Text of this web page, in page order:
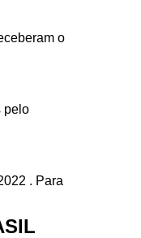
o
pelo
. Para